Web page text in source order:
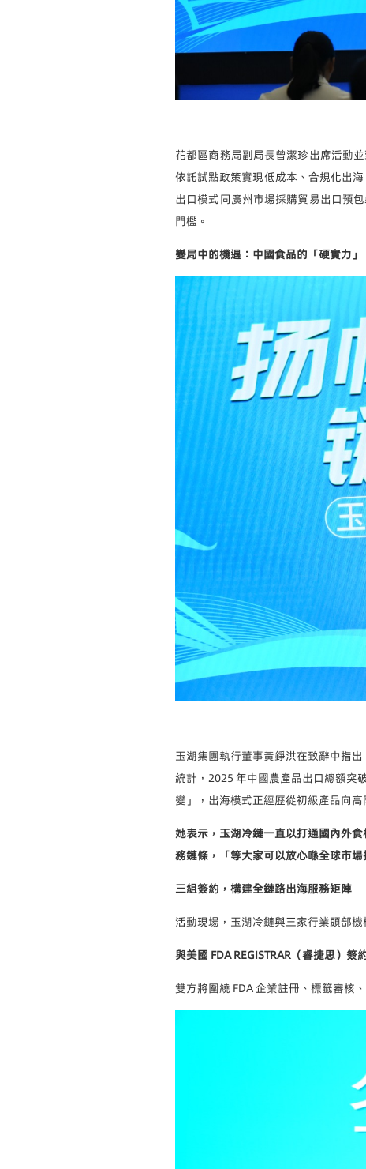
花都區商務局副局長曾潔珍出席活動
依託試點政策實現低成本、合規化出
出口模式同廣州市場採購貿易出口預
門檻。
變局中的機遇：中國食品的「硬實力」
玉湖集團執行董事黃錚洪在致辭中指
統計，2025 年中國農產品出口總額突
變」，出海模式正經歷從初級產品向
她表示，玉湖冷鏈一直以打通國內外
務鏈條，「等大家可以放心喺全球市
三組簽約，構建全鏈路出海服務矩陣
活動現場，玉湖冷鏈與三家行業頭部
與美國 FDA REGISTRAR（睿捷思）簽
雙方將圍繞 FDA 企業註冊、標籤審核